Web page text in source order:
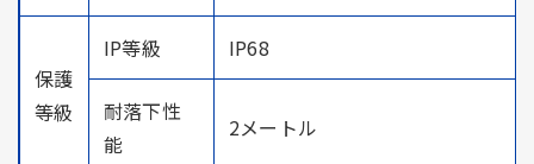
保護
等級
IP等級 IP68
耐落下性
能
2メートル